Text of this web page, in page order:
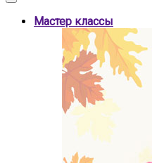
Мастер классы